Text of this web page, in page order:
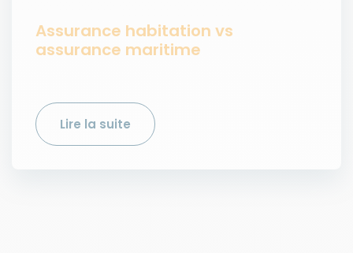
Assurance habitation vs
assurance maritime
Lire la suite